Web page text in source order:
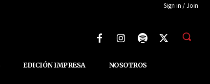
Sign in / Join
EDICIÓN IMPRESA NOSOTROS